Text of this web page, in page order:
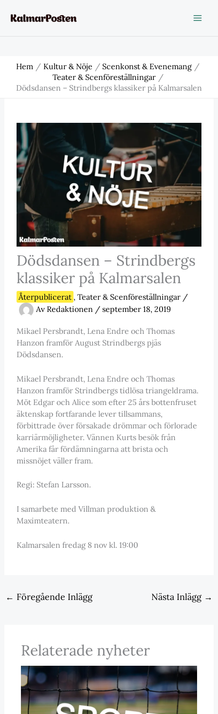
Hem Kultur & Nöje
Scenkonst & Evenemang
Teater & Scenföreställningar
Dödsdansen – Strindbergs klassiker på Kalmarsalen
Dödsdansen – Strindbergs
klassiker på Kalmarsalen
Återpublicerat , Teater & Scenföreställningar/
Av Redaktionen / september 18, 2019
Mikael Persbrandt, Lena Endre och Thomas
Hanzon framför August Strindbergs pjäs
Dödsdansen.
Mikael Persbrandt, Lena Endre och Thomas
Hanzon framför Strindbergs tidlösa triangeldrama.
Möt Edgar och Alice som efter 25 års bottenfruset
äktenskap fortfarande lever tillsammans,
förbittrade över försakade drömmar och förlorade
karriärmöjligheter. Vännen Kurts besök från
Amerika får fördämningarna att brista och
missnöjet väller fram.
Regi: Stefan Larsson.
I samarbete med Villman produktion &
Maximteatern.
Kalmarsalen fredag 8 nov kl. 19:00
← Föregående Inlägg Nästa Inlägg →
Relaterade nyheter